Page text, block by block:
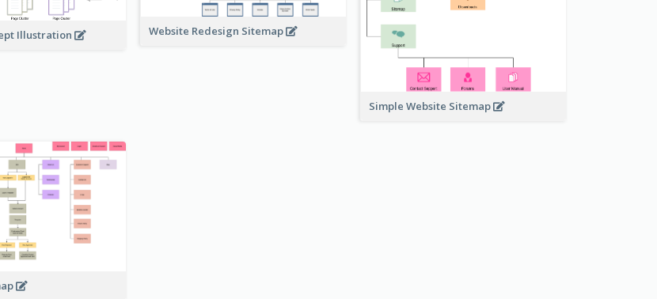
Illustration Website Redesign Sitemap
Simple Website Sitemap